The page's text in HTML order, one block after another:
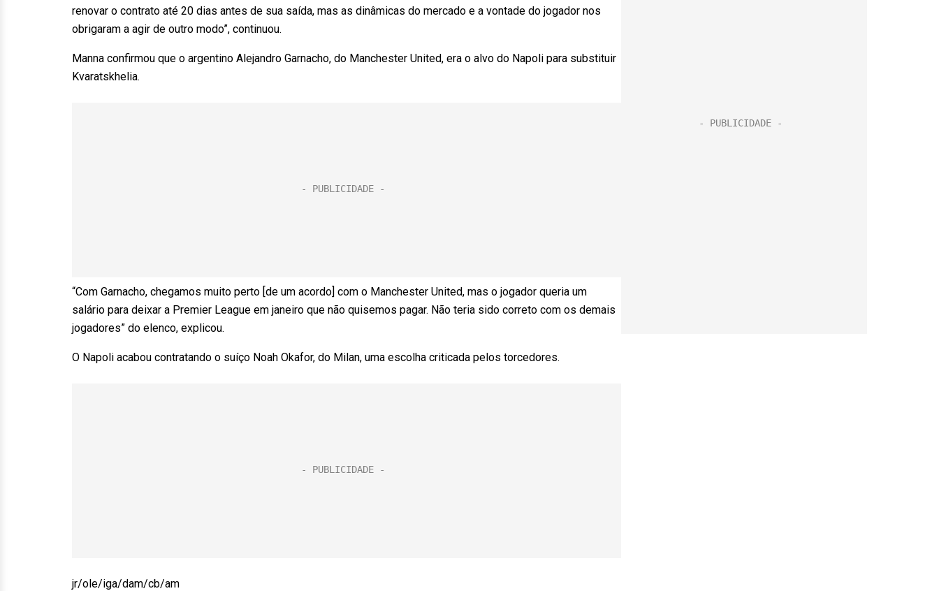
renovar o contrato até 20 dias antes de sua saída, mas as dinâmicas do mercado e a vontade do jogador nos
obrigaram a agir de outro modo”, continuou.
Manna confirmou que o argentino Alejandro Garnacho, do Manchester United, era o alvo do Napoli para substituir
Kvaratskhelia.
“Com Garnacho, chegamos muito perto [de um acordo] com o Manchester United, mas o jogador queria um
salário para deixar a Premier League em janeiro que não quisemos pagar. Não teria sido correto com os demais
jogadores” do elenco, explicou.
O Napoli acabou contratando o suíço Noah Okafor, do Milan, uma escolha criticada pelos torcedores.
jr/ole/iga/dam/cb/am